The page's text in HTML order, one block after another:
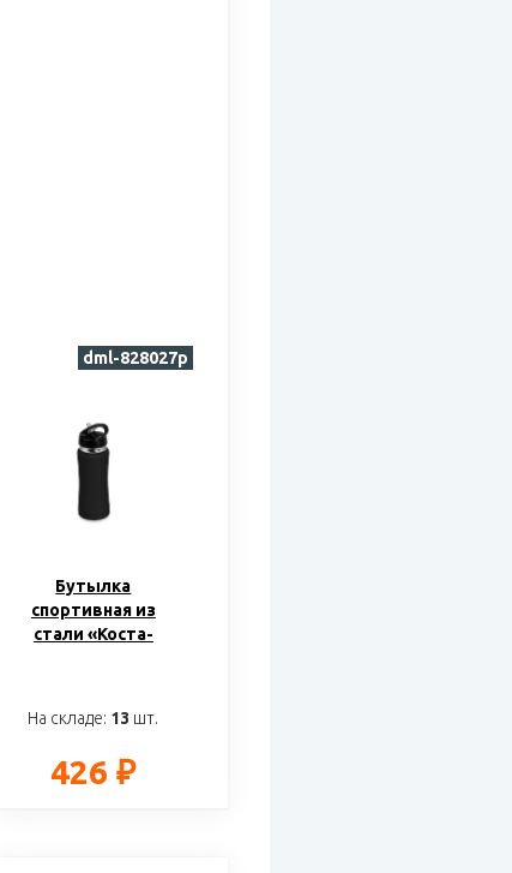
Бутылка
спортивная из
стали «Коста-
На складе: 13 шт.
426 ₽
dml-828027p